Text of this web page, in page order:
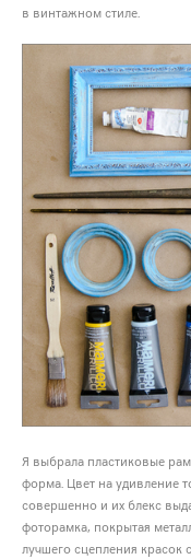
в винтажном стиле.
Я выбрала пластиковые
форма. Цвет на удивление
совершенно и их блекс
фоторамка, покрытая
лучшего сцепления